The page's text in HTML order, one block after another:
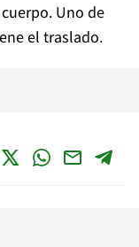
Uno de
el traslado.